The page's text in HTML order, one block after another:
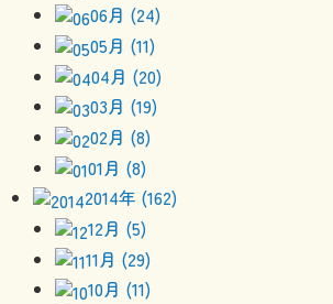
06月 (24)
05月 (11)
04月 (20)
03月 (19)
02月 (8)
01月 (8)
2014年 (162)
12月 (5)
11月 (29)
10月 (11)